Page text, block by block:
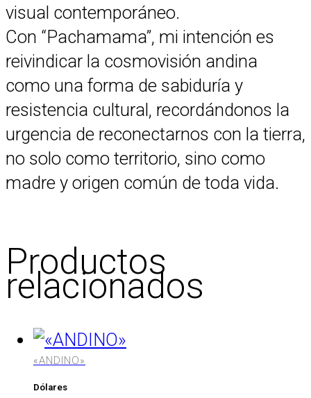
visual contemporáneo.
Con “Pachamama”, mi intención es
reivindicar la cosmovisión andina
como una forma de sabiduría y
resistencia cultural, recordándonos la
urgencia de reconectarnos con la tierra,
no solo como territorio, sino como
madre y origen común de toda vida.
Productos
relacionados
«ANDINO»
Dólares